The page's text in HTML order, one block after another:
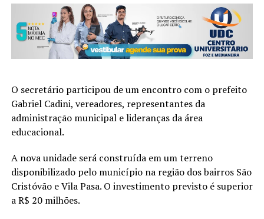
O secretário participou de um encontro com o prefeito
Gabriel Cadini, vereadores, representantes da
administração municipal e lideranças da área
educacional.
A nova unidade será construída em um terreno
disponibilizado pelo município na região dos bairros São
Cristóvão e Vila Pasa. O investimento previsto é superior
a R$ 20 milhões.